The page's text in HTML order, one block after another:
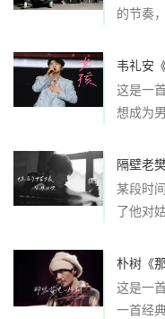
的节奏
韦礼安
这是一
想成为
隔壁老
某段时
了他对
朴树《
这是一
一首经